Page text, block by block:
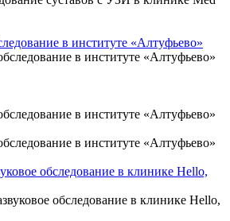
в институте «Алтуфьево»
обследование в клинике Hello,